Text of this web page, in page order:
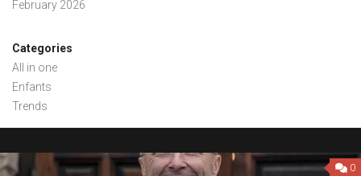
February 2026
Categories
All in one
Enfants
Trends
0